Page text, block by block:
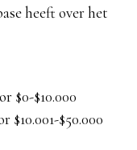
heeft over het
$0-$10.000
$10.001-$50.000